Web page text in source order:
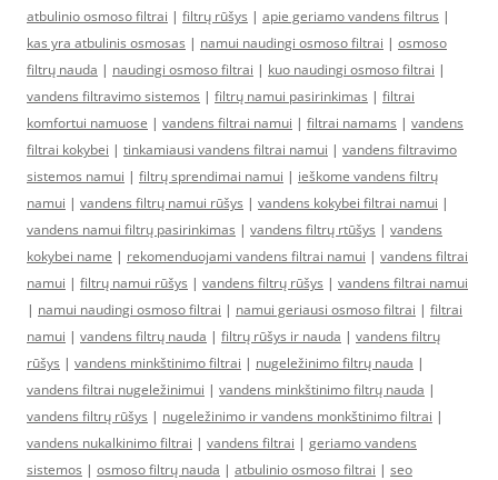
atbulinio osmoso filtrai | filtrų rūšys | apie geriamo vandens filtrus |
kas yra atbulinis osmosas | namui naudingi osmoso filtrai | osmoso
filtrų nauda | naudingi osmoso filtrai | kuo naudingi osmoso filtrai |
vandens filtravimo sistemos | filtrų namui pasirinkimas | filtrai
komfortui namuose | vandens filtrai namui | filtrai namams | vandens
filtrai kokybei | tinkamiausi vandens filtrai namui | vandens filtravimo
sistemos namui | filtrų sprendimai namui | ieškome vandens filtrų
namui | vandens filtrų namui rūšys | vandens kokybei filtrai namui |
vandens namui filtrų pasirinkimas | vandens filtrų rtūšys | vandens
kokybei name | rekomenduojami vandens filtrai namui | vandens filtrai
namui | filtrų namui rūšys | vandens filtrų rūšys | vandens filtrai namui
| namui naudingi osmoso filtrai | namui geriausi osmoso filtrai | filtrai
namui | vandens filtrų nauda | filtrų rūšys ir nauda | vandens filtrų
rūšys | vandens minkštinimo filtrai | nugeležinimo filtrų nauda |
vandens filtrai nugeležinimui | vandens minkštinimo filtrų nauda |
vandens filtrų rūšys | nugeležinimo ir vandens monkštinimo filtrai |
vandens nukalkinimo filtrai | vandens filtrai | geriamo vandens
sistemos | osmoso filtrų nauda | atbulinio osmoso filtrai | seo